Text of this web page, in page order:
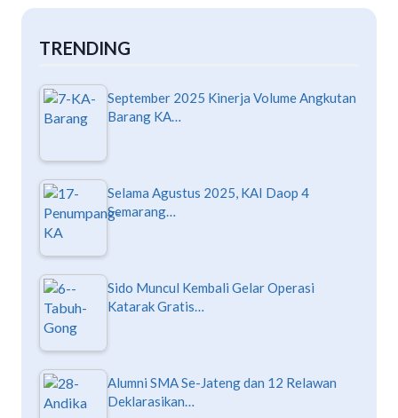
TRENDING
September 2025 Kinerja Volume Angkutan
Barang KA…
Selama Agustus 2025, KAI Daop 4
Semarang…
Sido Muncul Kembali Gelar Operasi
Katarak Gratis…
Alumni SMA Se-Jateng dan 12 Relawan
Deklarasikan…